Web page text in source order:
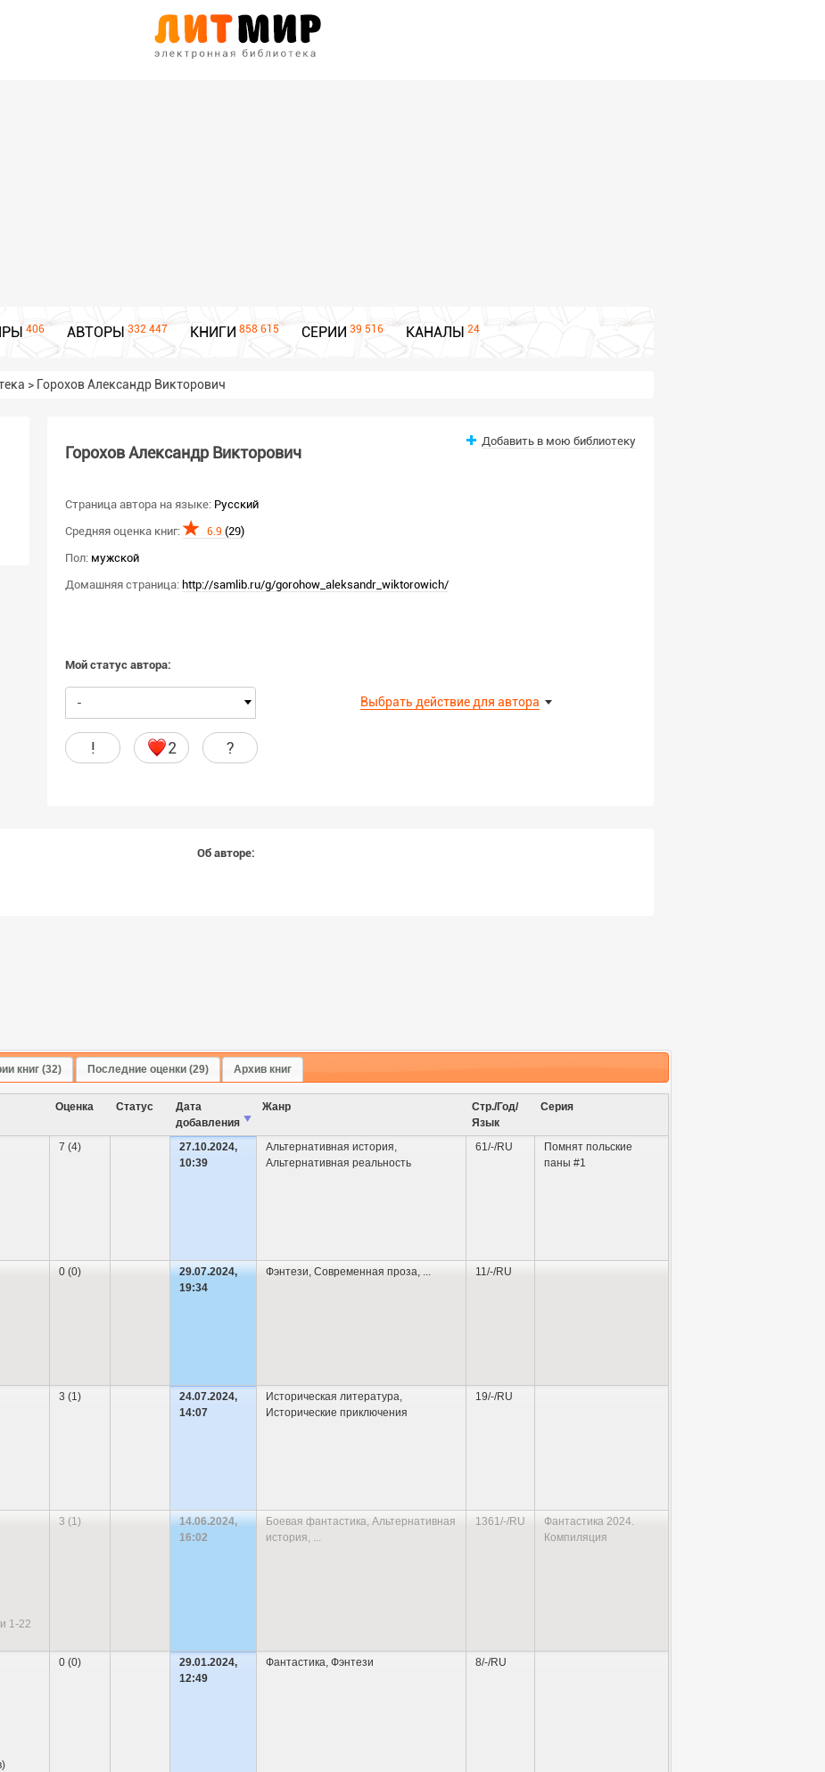
406 АВТОРЫ 332 447 КНИГИ 858 615 СЕРИИ 39 516 КАНАЛЫ 24
> Горохов Александр Викторович
Горохов Александр Викторович
Добавить в мою библиотеку
Страница автора на языке: Русский
Средняя оценка книг:
6.9 (29)
Пол: мужской
Домашняя страница: http://samlib.ru/g/gorohow_aleksandr_wiktorowich/
Мой статус автора:
- Выбрать действие для автора
! 2 ?
Об авторе:
книг (32) Последние оценки (29) Архив книг
Оценка Cтатус
Дата
добавления
Жанр
Стр./Год/
Язык
Серия
7 (4)
27.10.2024,
10:39
Альтернативная история
Альтернативная реальность
61/-/RU
Помнят польские
паны #1
0 (0)
29.07.2024,
19:34
Фэнтези Современная проза 11/-/RU
3 (1)
24.07.2024,
14:07
Историческая литература
Исторические приключения
19/-/RU
1-22
3 (1)
14.06.2024,
16:02
Боевая фантастика Альтернативная
история
1361/-/RU
Фантастика 2024.
Компиляция
0 (0)
29.01.2024,
12:49
Фантастика Фэнтези 8/-/RU